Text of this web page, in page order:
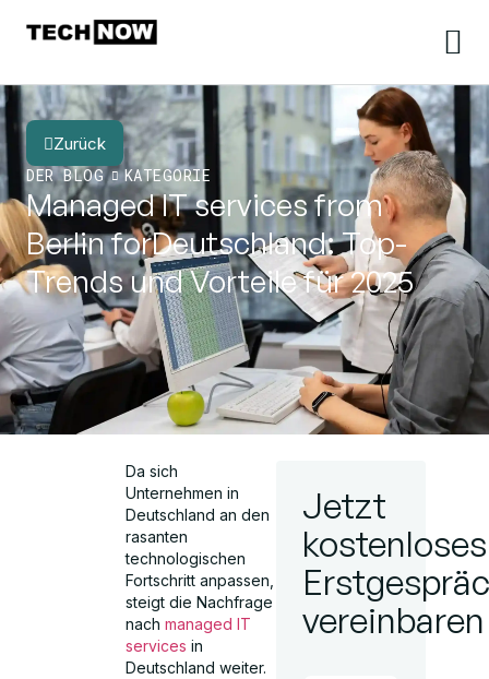
Zurück
DER BLOG
KATEGORIE
Managed IT services from
Berlin forDeutschland: Top-
Trends und Vorteile für 2025
Da sich
Unternehmen in
Deutschland an den
rasanten
technologischen
Fortschritt anpassen,
steigt die Nachfrage
nachmanaged IT
services in
Deutschland weiter.
Jetzt
kostenloses
vereinbaren